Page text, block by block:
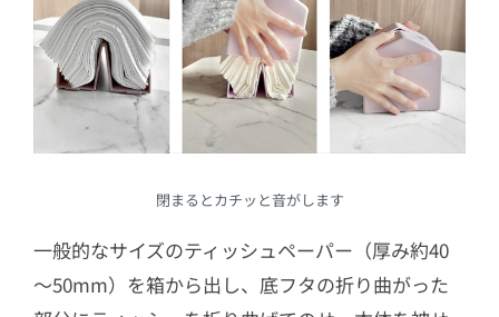
閉まるとカチッと音がします
一般的なサイズのティッシュペーパー（厚み約40
～50mm）を箱から出し、底フタの折り曲がった